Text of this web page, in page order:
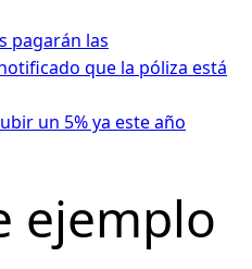
pagarán las
que la póliza está
un 5% ya este año
ejemplo